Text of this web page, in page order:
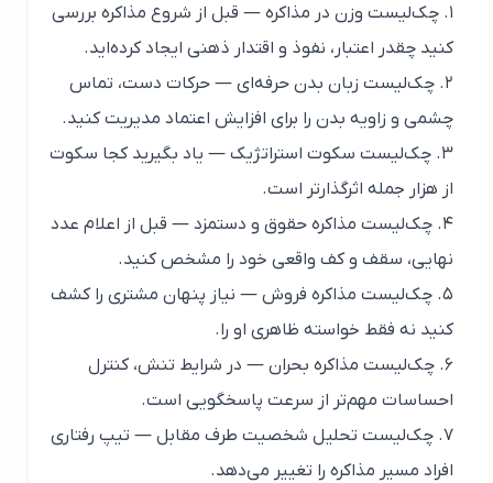
۱. چک‌لیست وزن در مذاکره — قبل از شروع مذاکره بررسی
کنید چقدر اعتبار، نفوذ و اقتدار ذهنی ایجاد کرده‌اید.
۲. چک‌لیست زبان بدن حرفه‌ای — حرکات دست، تماس
چشمی و زاویه بدن را برای افزایش اعتماد مدیریت کنید.
۳. چک‌لیست سکوت استراتژیک — یاد بگیرید کجا سکوت
از هزار جمله اثرگذارتر است.
۴. چک‌لیست مذاکره حقوق و دستمزد — قبل از اعلام عدد
نهایی، سقف و کف واقعی خود را مشخص کنید.
۵. چک‌لیست مذاکره فروش — نیاز پنهان مشتری را کشف
کنید نه فقط خواسته ظاهری او را.
۶. چک‌لیست مذاکره بحران — در شرایط تنش، کنترل
احساسات مهم‌تر از سرعت پاسخگویی است.
۷. چک‌لیست تحلیل شخصیت طرف مقابل — تیپ رفتاری
افراد مسیر مذاکره را تغییر می‌دهد.